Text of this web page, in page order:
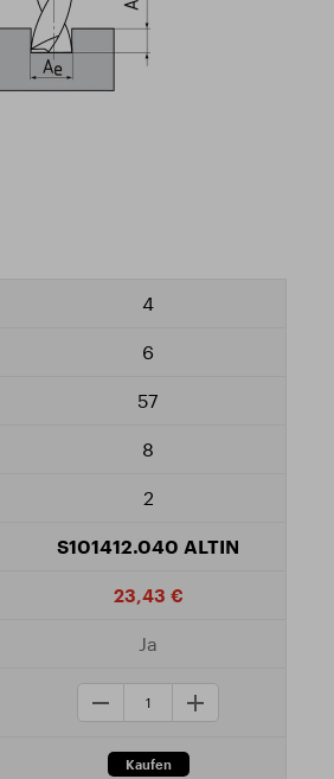
4
6
57
8
2
S101412.040 ALTIN
23,43 €
Ja